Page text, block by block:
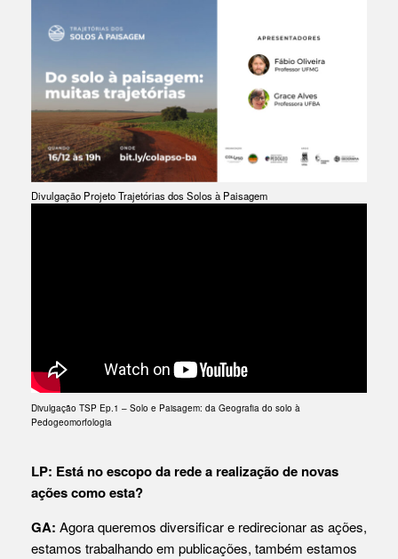
Divulgação Projeto Trajetórias dos Solos à Paisagem
Divulgação TSP Ep.1 – Solo e Paisagem: da Geografia do solo à
Pedogeomorfologia
LP: Está no escopo da rede a realização de novas
ações como esta?
GA: Agora queremos diversificar e redirecionar as ações,
estamos trabalhando em publicações, também estamos